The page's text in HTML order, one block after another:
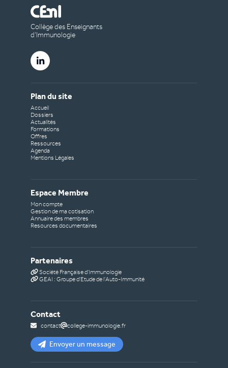
Collège des Enseignants
d’Immunologie
Plan du site
Accueil
Dossiers
Actualités
Formations
Offres
Ressources
Agenda
Mentions Légales
Espace Membre
Mon compte
Gestion de ma cotisation
Annuaire des membres
Resources documentaires
Partenaires
Société Française d'Immunologie
GEAI : Groupe d'Etude de l'Auto-Immunité
Contact
contact college-immunologie.fr
Envoyer un message